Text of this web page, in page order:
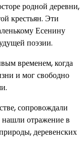
родной деревни,
крестьян. Эти
Есенину
поэзии.
временем, когда
и мог свободно
сопровождали
отражение в
деревенских